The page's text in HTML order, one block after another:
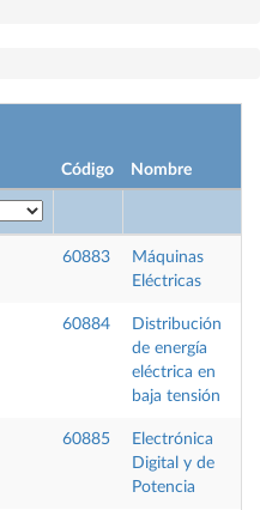
Código Nombre
60883
Máquinas
Eléctricas
60884
Distribución
de energía
eléctrica en
baja tensión
60885
Electrónica
Digital y de
Potencia